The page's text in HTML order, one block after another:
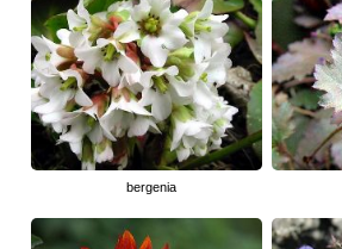
bergenia